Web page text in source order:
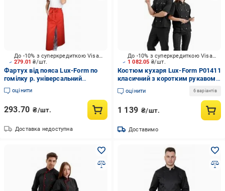
279.01₴/шт.
До -10% з суперкредиткою Visa Вигода
Фартух від пояса Lux-Form по
гомілку р. універсальний
червоний
оцінити
293.70 ₴/шт.
Доставка недоступна
1 082.05 ₴/шт.
До -10% з суперкредиткою Visa Вигода
Костюм кухаря Lux-Form P01411
класичний з коротким рукавом
р. 54 чорний
оцінити 6 варіантів
1 139 ₴/шт.
Доставимо